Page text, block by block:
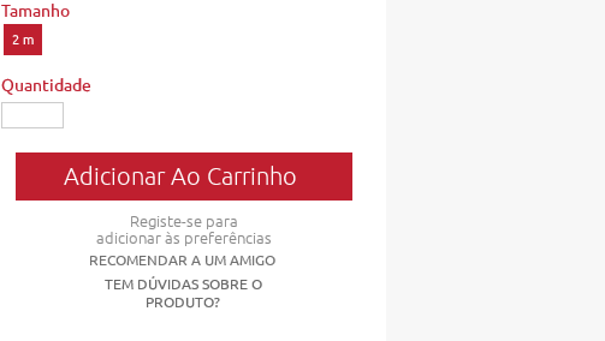
Tamanho
2 m
Quantidade
Registe-se para
adicionar às preferências
RECOMENDAR A UM AMIGO
TEM DÚVIDAS SOBRE O
PRODUTO?